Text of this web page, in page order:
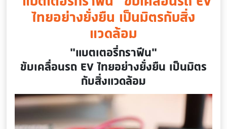
ไทยอย่างยั่งยืน เป็นมิตรกับสิ่ง
แวดล้อม
“แบตเตอรี่กราฟีน”
ขับเคลื่อนรถ EV ไทยอย่างยั่งยืน เป็นมิตร
กับสิ่งแวดล้อม
Image